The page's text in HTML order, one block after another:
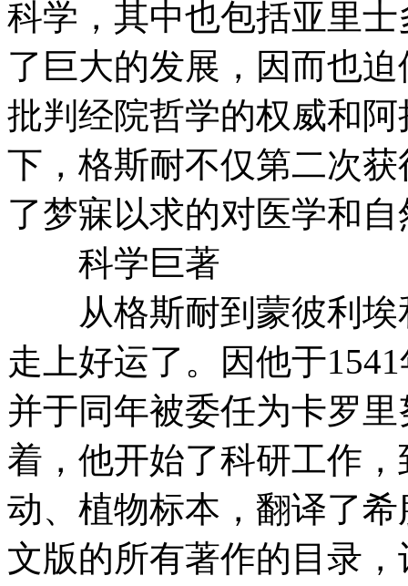
科学，其中也包括亚里
了巨大的发展，因而也
批判经院哲学的权威和
下，格斯耐不仅第二次
了梦寐以求的对医学和
科学巨著
从格斯耐到蒙彼利埃
走上好运了。因他于
并于同年被委任为卡罗
着，他开始了科研工作
动、植物标本，翻译了
文版的所有著作的目录